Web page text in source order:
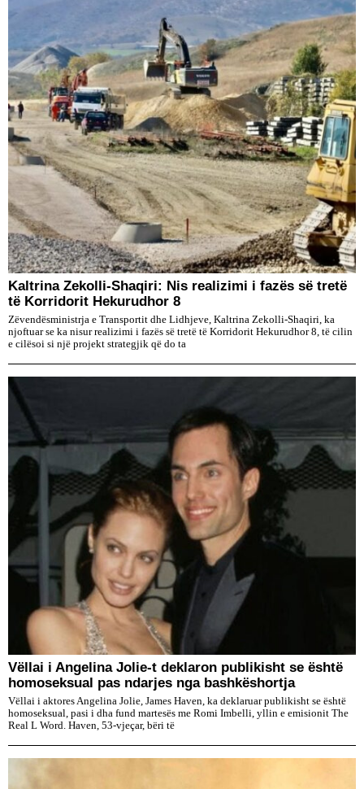
Kaltrina Zekolli-Shaqiri: Nis realizimi i fazës së tretë
të Korridorit Hekurudhor 8
Zëvendësministrja e Transportit dhe Lidhjeve, Kaltrina Zekolli-Shaqiri, ka
njoftuar se ka nisur realizimi i fazës së tretë të Korridorit Hekurudhor 8, të cilin
e cilësoi si një projekt strategjik që do ta
​Vëllai i Angelina Jolie-t deklaron publikisht se është
homoseksual pas ndarjes nga bashkëshortja
Vëllai i aktores Angelina Jolie, James Haven, ka deklaruar publikisht se është
homoseksual, pasi i dha fund martesës me Romi Imbelli, yllin e emisionit The
Real L Word. Haven, 53-vjeçar, bëri të